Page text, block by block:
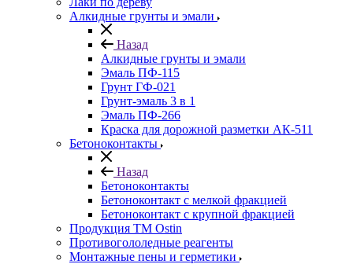
Алкидные грунты и эмали
Назад
Алкидные грунты и эмали
Эмаль ПФ-115
Грунт ГФ-021
Грунт-эмаль 3 в 1
Эмаль ПФ-266
Краска для дорожной разметки АК-511
Бетоноконтакты
Назад
Бетоноконтакты
Бетоноконтакт с мелкой фракцией
Бетоноконтакт с крупной фракцией
Продукция ТМ Ostin
Противогололедные реагенты
Монтажные пены и герметики